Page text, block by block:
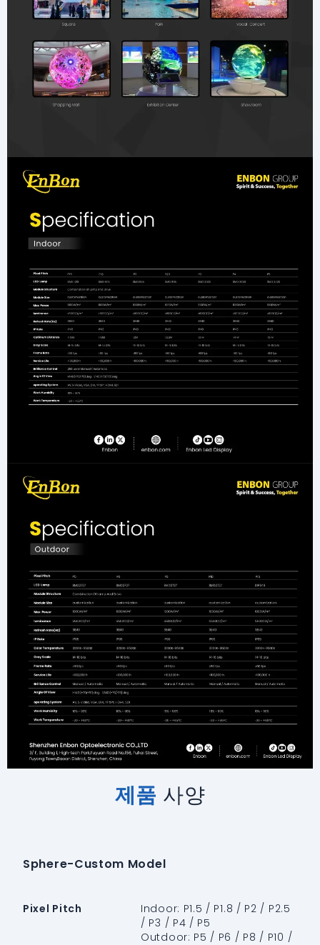
제품 사양
Sphere-Custom Model
Pixel Pitch
Indoor: P1.5 / P1.8 / P2 / P2.5
/ P3 / P4 / P5
Outdoor: P5 / P6 / P8 / P10 /